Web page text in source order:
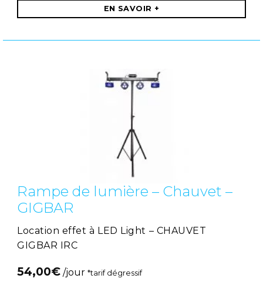
EN SAVOIR +
Rampe de lumière – Chauvet –
GIGBAR
Location effet à LED Light – CHAUVET
GIGBAR IRC
54,00€ /jour *tarif dégressif